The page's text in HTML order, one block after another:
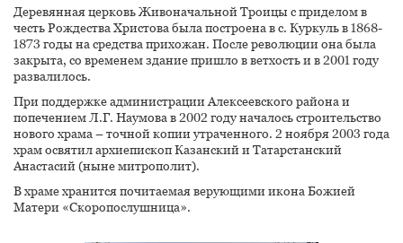
Деревянная церковь Живоначальной Троицы с приделом в
честь Рождества Христова была построена в с. Куркуль в 1868-
1873 годы на средства прихожан. После революции она была
закрыта, со временем здание пришло в ветхость и в 2001 году
развалилось.
При поддержке администрации Алексеевского района и
попечением Л.Г. Наумова в 2002 году началось строительство
нового храма – точной копии утраченного. 2 ноября 2003 года
храм освятил архиепископ Казанский и Татарстанский
Анастасий (ныне митрополит).
В храме хранится почитаемая верующими икона Божией
Матери «Скоропослушница».